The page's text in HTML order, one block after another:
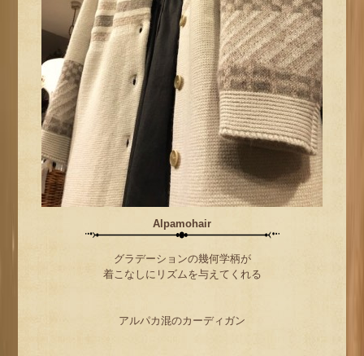
Alpamohair
グラデーションの幾何学柄が
着こなしにリズムを与えてくれる
アルパカ混のカーディガン